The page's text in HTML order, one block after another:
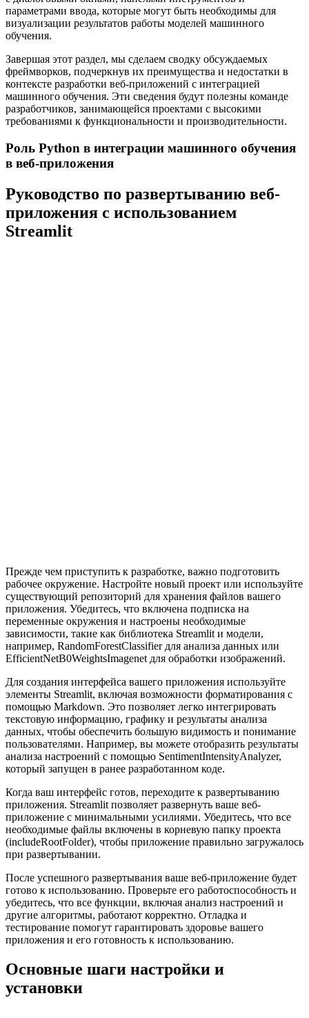
параметрами ввода, которые могут быть необходимы для
визуализации результатов работы моделей машинного
обучения.
Завершая этот раздел, мы сделаем сводку обсуждаемых
фреймворков, подчеркнув их преимущества и недостатки в
контексте разработки веб-приложений с интеграцией
машинного обучения. Эти сведения будут полезны команде
разработчиков, занимающейся проектами с высокими
требованиями к функциональности и производительности.
Роль Python в интеграции машинного обучения
в веб-приложения
Руководство по развертыванию веб-
приложения с использованием
Streamlit
Прежде чем приступить к разработке, важно подготовить
рабочее окружение. Настройте новый проект или используйте
существующий репозиторий для хранения файлов вашего
приложения. Убедитесь, что включена подписка на
переменные окружения и настроены необходимые
зависимости, такие как библиотека Streamlit и модели,
например, RandomForestClassifier для анализа данных или
EfficientNetB0WeightsImagenet для обработки изображений.
Для создания интерфейса вашего приложения используйте
элементы Streamlit, включая возможности форматирования с
помощью Markdown. Это позволяет легко интегрировать
текстовую информацию, графику и результаты анализа
данных, чтобы обеспечить большую видимость и понимание
пользователями. Например, вы можете отобразить результаты
анализа настроений с помощью SentimentIntensityAnalyzer,
который запущен в ранее разработанном коде.
Когда ваш интерфейс готов, переходите к развертыванию
приложения. Streamlit позволяет развернуть ваше веб-
приложение с минимальными усилиями. Убедитесь, что все
необходимые файлы включены в корневую папку проекта
(includeRootFolder), чтобы приложение правильно загружалось
при развертывании.
После успешного развертывания ваше веб-приложение будет
готово к использованию. Проверьте его работоспособность и
убедитесь, что все функции, включая анализ настроений и
другие алгоритмы, работают корректно. Отладка и
тестирование помогут гарантировать здоровье вашего
приложения и его готовность к использованию.
Основные шаги настройки и
установки